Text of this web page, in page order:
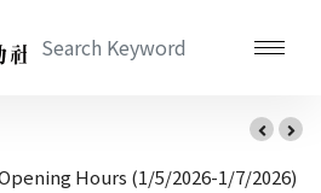
Hours (1/5/2026-1/7/2026)